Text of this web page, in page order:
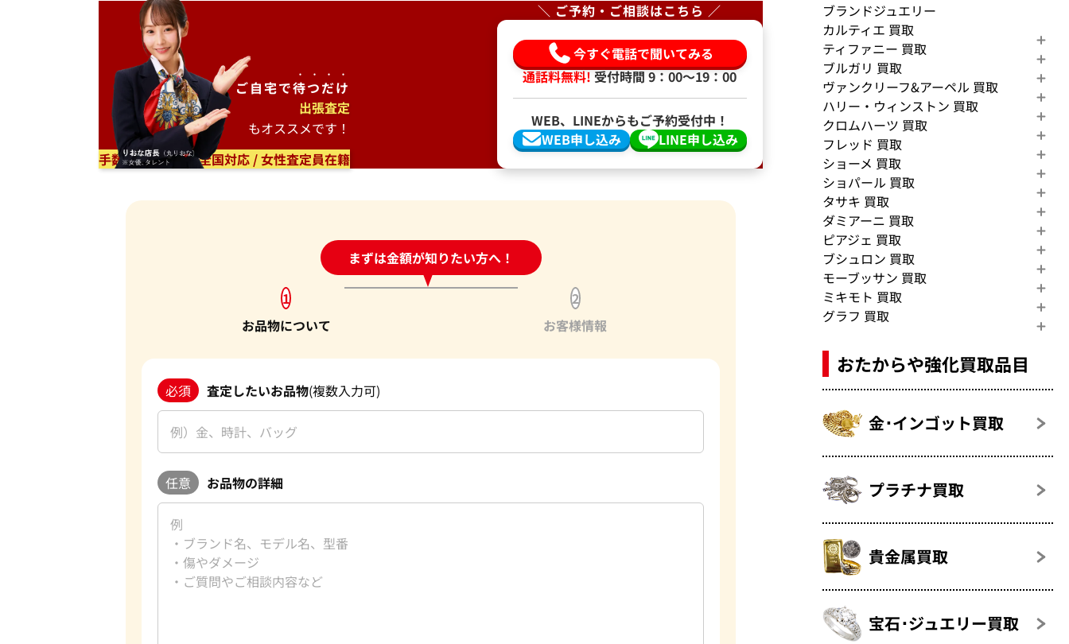
ご自宅で待つだけ
出張査定
もオススメです！
手数料無料 / 日本全国対応 / 女性査定員在籍
＼ ご予約・ご相談はこちら ／
今すぐ電話で聞いてみる
通話料無料!受付時間 9：00〜19：00
WEB、LINEからもご予約受付中！
WEB申し込み
LINE申し込み
まずは金額が知りたい方へ！
24時間受付中!問い合わせフォーム
1
お品物について
2
お客様情報
必須 査定したいお品物(複数入力可)
任意 お品物の詳細
ブランドジュエリー
カルティエ 買取
ティファニー 買取
ブルガリ 買取
ヴァンクリーフ&アーペル 買取
ハリー・ウィンストン 買取
クロムハーツ 買取
フレッド 買取
ショーメ 買取
ショパール 買取
タサキ 買取
ダミアーニ 買取
ピアジェ 買取
ブシュロン 買取
モーブッサン 買取
ミキモト 買取
グラフ 買取
おたからや強化買取品目
金･インゴット買取
プラチナ買取
貴金属買取
宝石･ジュエリー買取